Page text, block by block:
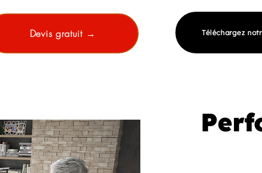
Devis gratuit → Téléchargez